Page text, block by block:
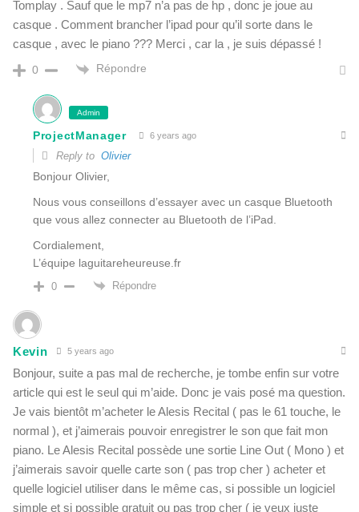
Tomplay . Sauf que le mp7 n’a pas de hp , donc je joue au
casque . Comment brancher l’ipad pour qu’il sorte dans le
casque , avec le piano ??? Merci , car la , je suis dépassé !
0 Répondre
Admin
ProjectManager 6 years ago
Reply to Olivier
Bonjour Olivier,
Nous vous conseillons d’essayer avec un casque Bluetooth
que vous allez connecter au Bluetooth de l’iPad.
Cordialement,
L’équipe laguitareheureuse.fr
0 Répondre
Kevin 5 years ago
Bonjour, suite a pas mal de recherche, je tombe enfin sur votre
article qui est le seul qui m’aide. Donc je vais posé ma question.
Je vais bientôt m’acheter le Alesis Recital ( pas le 61 touche, le
normal ), et j’aimerais pouvoir enregistrer le son que fait mon
piano. Le Alesis Recital possède une sortie Line Out ( Mono ) et
j’aimerais savoir quelle carte son ( pas trop cher ) acheter et
quelle logiciel utiliser dans le même cas, si possible un logiciel
simple et si possible gratuit ou pas trop cher ( je veux juste